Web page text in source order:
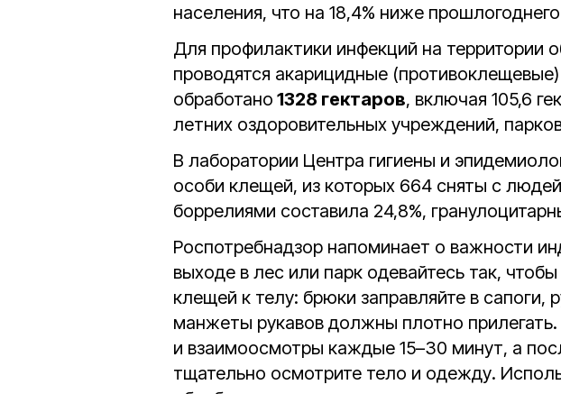
населения, что на 18,4% ниже
Для профилактики инфекций на территории
проводятся акарицидные
обработано 1328 гектаров, включая 105,6
летних оздоровительных учреждений,
В лаборатории Центра гигиены и
особи клещей, из которых 664 сняты с
боррелиями составила 24,8%,
Роспотребнадзор напоминает о важности
выходе в лес или парк одевайтесь так,
клещей к телу: брюки заправляйте в
манжеты рукавов должны плотно
и взаимоосмотры каждые 15–30 минут, а
тщательно осмотрите тело и одежду.